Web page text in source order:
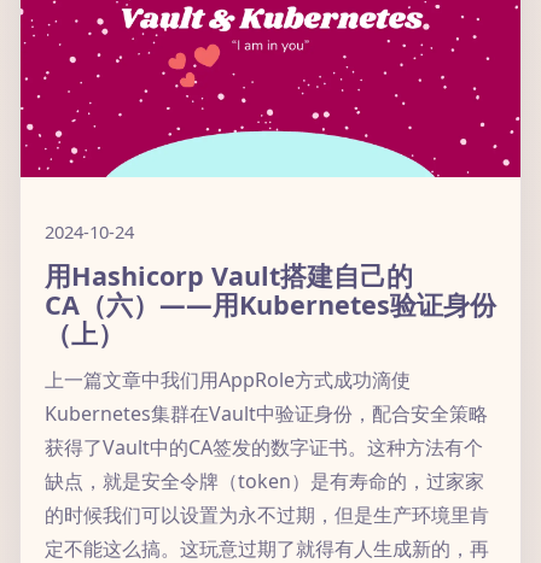
2024-10-24
用Hashicorp Vault搭建自己的
CA（六）——用Kubernetes验证身份
（上）
上一篇文章中我们用AppRole方式成功滴使
Kubernetes集群在Vault中验证身份，配合安全策略
获得了Vault中的CA签发的数字证书。这种方法有个
缺点，就是安全令牌（token）是有寿命的，过家家
的时候我们可以设置为永不过期，但是生产环境里肯
定不能这么搞。这玩意过期了就得有人生成新的，再